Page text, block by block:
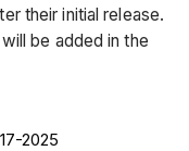
their initial release.
be added in the
2025